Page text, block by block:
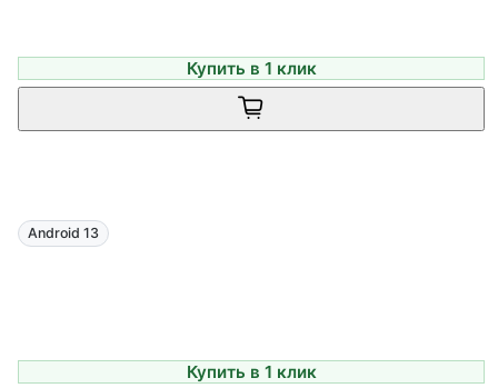
Купить в 1 клик
Android 13
Купить в 1 клик